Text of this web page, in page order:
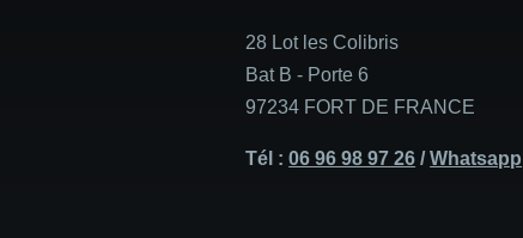
28 Lot les Colibris
Bat B - Porte 6
97234 FORT DE FRANCE
Tél :06 96 98 97 26 /Whatsapp